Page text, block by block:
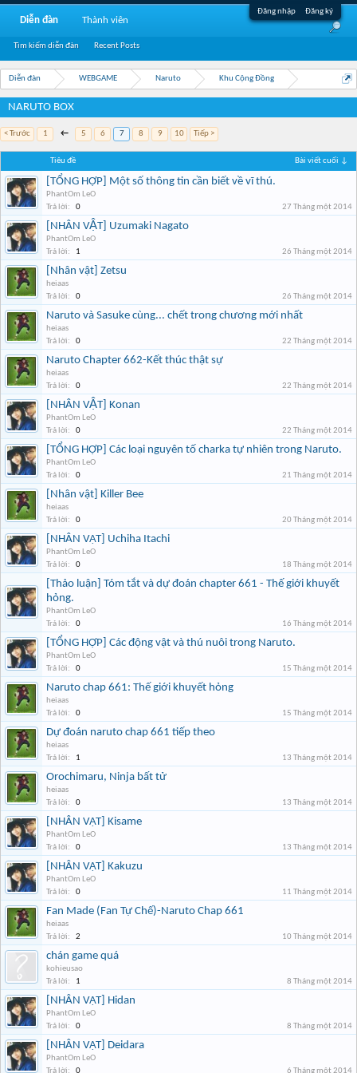
Đăng nhập Đăng ký
Diễn đàn WEBGAME Naruto Khu Cộng Đồng
NARUTO BOX
< Trước 1 ← 5 6 7 8 9 10 Tiếp >
Tiêu đề Bài viết cuối ↓
[TỔNG HỢP] Một số thông tin cần biết về vĩ thú.
PhantOm LeO
Trả lời:
0 27 Tháng một 2014
[NHÂN VẬT] Uzumaki Nagato
PhantOm LeO
Trả lời:
1 26 Tháng một 2014
[Nhân vật] Zetsu
heiaas
Trả lời:
0 26 Tháng một 2014
Naruto và Sasuke cùng... chết trong chương mới nhất
heiaas
Trả lời:
0 22 Tháng một 2014
Naruto Chapter 662-Kết thúc thật sự
heiaas
Trả lời:
0 22 Tháng một 2014
[NHÂN VẬT] Konan
PhantOm LeO
Trả lời:
0 22 Tháng một 2014
[TỔNG HỢP] Các loại nguyên tố charka tự nhiên trong Naruto.
PhantOm LeO
Trả lời:
0 21 Tháng một 2014
[Nhân vật] Killer Bee
heiaas
Trả lời:
0 20 Tháng một 2014
[NHÂN VẬT] Uchiha Itachi
PhantOm LeO
Trả lời:
0 18 Tháng một 2014
[Thảo luận] Tóm tắt và dự đoán chapter 661 - Thế giới khuyết
hỏng.
PhantOm LeO
Trả lời:
0 16 Tháng một 2014
[TỔNG HỢP] Các động vật và thú nuôi trong Naruto.
PhantOm LeO
Trả lời:
0 15 Tháng một 2014
Naruto chap 661: Thế giới khuyết hỏng
heiaas
Trả lời:
0 15 Tháng một 2014
Dự đoán naruto chap 661 tiếp theo
heiaas
Trả lời:
1 13 Tháng một 2014
Orochimaru, Ninja bất tử
heiaas
Trả lời:
0 13 Tháng một 2014
[NHÂN VẬT] Kisame
PhantOm LeO
Trả lời:
0 13 Tháng một 2014
[NHÂN VẬT] Kakuzu
PhantOm LeO
Trả lời:
0 11 Tháng một 2014
Fan Made (Fan Tự Chế)-Naruto Chap 661
heiaas
Trả lời:
2 10 Tháng một 2014
chán game quá
kohieusao
Trả lời:
1 8 Tháng một 2014
[NHÂN VẬT] Hidan
PhantOm LeO
Trả lời:
0 8 Tháng một 2014
[NHÂN VẬT] Deidara
PhantOm LeO
Trả lời:
0 6 Tháng một 2014
Diễn đàn
Tìm kiếm diễn đàn Recent Posts
Thành viên